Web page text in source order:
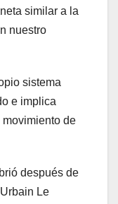
similar a la
nuestro
sistema
e implica
de
después de
Le